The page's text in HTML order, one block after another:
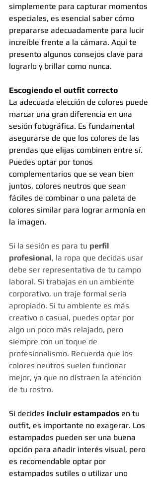
simplemente para capturar momentos
especiales, es esencial saber cómo
prepararse adecuadamente para lucir
increíble frente a la cámara. Aquí te
presento algunos consejos clave para
lograrlo y brillar como nunca.
Escogiendo el outfit correcto
La adecuada elección de colores puede
marcar una gran diferencia en una
sesión fotográfica. Es fundamental
asegurarse de que los colores de las
prendas que elijas combinen entre sí.
Puedes optar por tonos
complementarios que se vean bien
juntos, colores neutros que sean
fáciles de combinar o una paleta de
colores similar para lograr armonía en
la imagen.
Si la sesión es para tu perfil
profesional, la ropa que decidas usar
debe ser representativa de tu campo
laboral. Si trabajas en un ambiente
corporativo, un traje formal sería
apropiado. Si tu ambiente es más
creativo o casual, puedes optar por
algo un poco más relajado, pero
siempre con un toque de
profesionalismo. Recuerda que los
colores neutros suelen funcionar
mejor, ya que no distraen la atención
de tu rostro.
Si decides incluir estampados en tu
outfit, es importante no exagerar. Los
estampados pueden ser una buena
opción para añadir interés visual, pero
es recomendable optar por
estampados sutiles o utilizar uno